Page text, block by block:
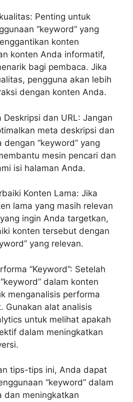
Penting untuk
“keyword” yang
konten
konten Anda informatif,
bagi pembaca. Jika
pengguna akan lebih
dengan konten Anda.
Deskripsi dan URL: Jangan
meta deskripsi dan
dengan “keyword” yang
mesin pencari dan
isi halaman Anda.
Konten Lama: Jika
lama yang masih relevan
ingin Anda targetkan,
konten tersebut dengan
yang relevan.
“Keyword”: Setelah
dalam konten
menganalisis performa
Gunakan alat analisis
untuk melihat apakah
dalam meningkatkan
tips-tips ini, Anda dapat
“keyword” dalam
dan meningkatkan